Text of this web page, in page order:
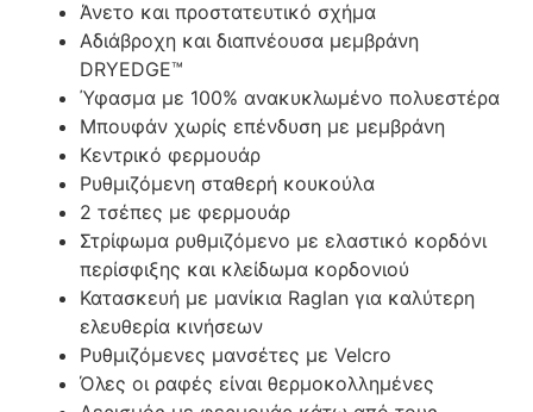
Άνετο και προστατευτικό σχήμα
Αδιάβροχη και διαπνέουσα μεμβράνη
DRYEDGE™
Ύφασμα με 100% ανακυκλωμένο πολυεστέρα
Μπουφάν χωρίς επένδυση με μεμβράνη
Κεντρικό φερμουάρ
Ρυθμιζόμενη σταθερή κουκούλα
2 τσέπες με φερμουάρ
Στρίφωμα ρυθμιζόμενο με ελαστικό κορδόνι
περίσφιξης και κλείδωμα κορδονιού
Κατασκευή με μανίκια Raglan για καλύτερη
ελευθερία κινήσεων
Ρυθμιζόμενες μανσέτες με Velcro
Όλες οι ραφές είναι θερμοκολλημένες